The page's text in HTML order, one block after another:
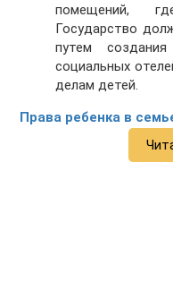
помещений,
Государство
путем
социальных
делам детей.
Права ребенка в